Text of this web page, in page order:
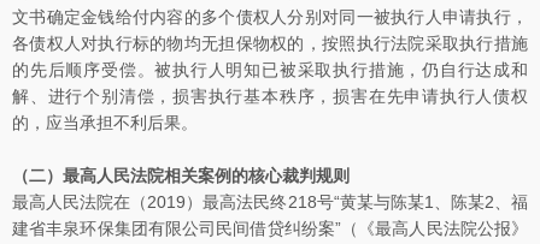
文书确定金钱给付内容的多个债权人分别对同一被执行人申请执行，
各债权人对执行标的物均无担保物权的，按照执行法院采取执行措施
的先后顺序受偿。被执行人明知已被采取执行措施，仍自行达成和
解、进行个别清偿，损害执行基本秩序，损害在先申请执行人债权
的，应当承担不利后果。
（二）最高人民法院相关案例的核心裁判规则
最高人民法院在（2019）最高法民终218号“黄某与陈某1、陈某2、福
建省丰泉环保集团有限公司民间借贷纠纷案”（《最高人民法院公报》